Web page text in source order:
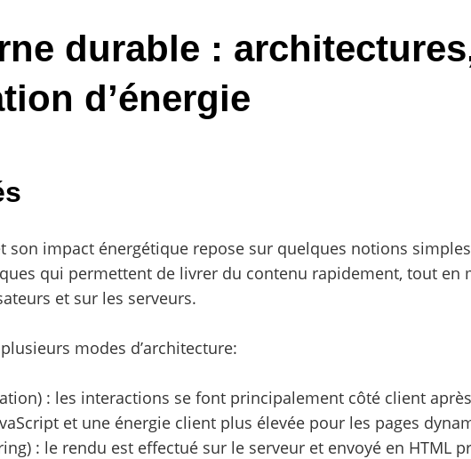
durable :
d’énergie
son impact énergétique repose sur quelques notions
qui permettent de livrer du contenu rapidement, tout
et sur les serveurs.
modes d’architecture:
: les interactions se font principalement côté client
et une énergie client plus élevée pour les pages
: le rendu est effectué sur le serveur et envoyé en HTML